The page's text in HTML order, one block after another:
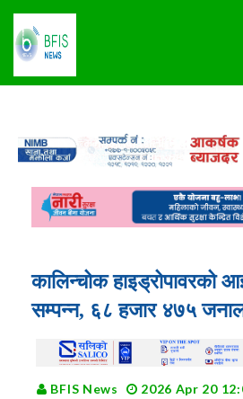
कालिन्चोक हाइड्रोपावरको
सम्पन्न, ६८ हजार ४७५
BFIS News 2026 Apr 20